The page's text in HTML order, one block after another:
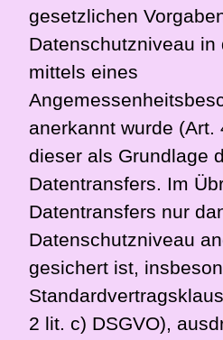
gesetzlichen
Datenschutzniveau in
mittels eines
anerkannt wurde (Art.
dieser als Grundlage
Datentransfers. Im
Datentransfers nur
Datenschutzniveau
gesichert ist,
2 lit. c) DSGVO),